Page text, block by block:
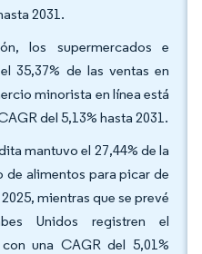
2031.
los supermercados e
35,37% de las ventas en
minorista en línea está
del 5,13% hasta 2031.
mantuvo el 27,44% de la
alimentos para picar de
mientras que se prevé
Unidos registren el
una CAGR del 5,01%